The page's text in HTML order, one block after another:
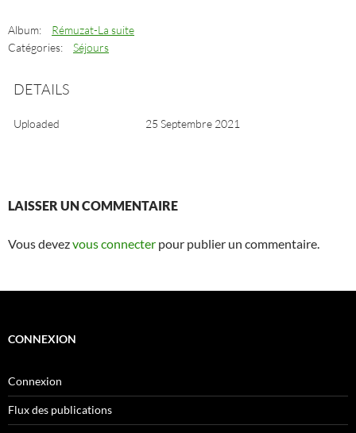
Album:
Rémuzat-La suite
Catégories:
Séjours
DETAILS
Uploaded 25 Septembre 2021
LAISSER UN COMMENTAIRE
Vous devezvous connecter pour publier un commentaire.
CONNEXION
Connexion
Flux des publications